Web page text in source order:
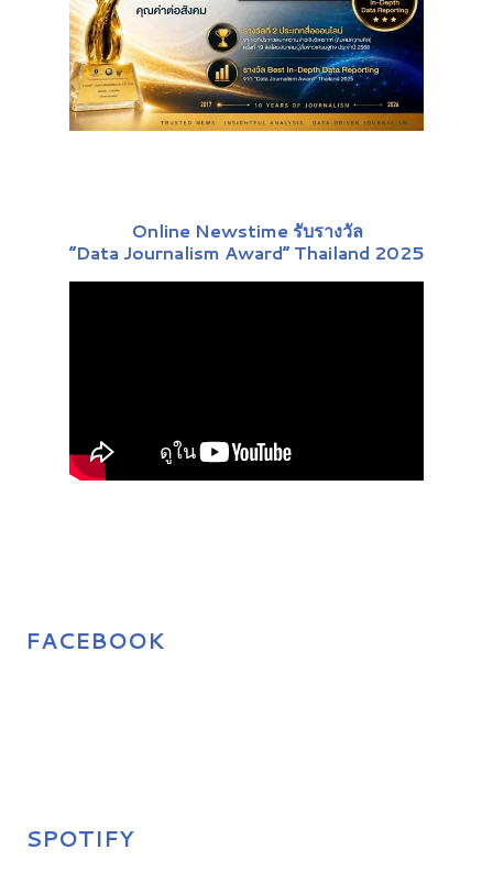
Online Newstime รับรางวัล
“Data Journalism Award” Thailand 2025
FACEBOOK
SPOTIFY